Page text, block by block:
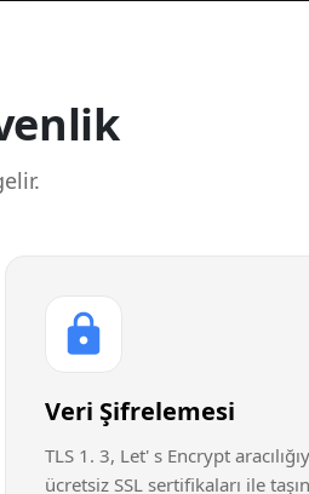
Veri Şifrelemesi
TLS 1. 3, Let' s Encrypt
ücretsiz SSL sertifikaları ile